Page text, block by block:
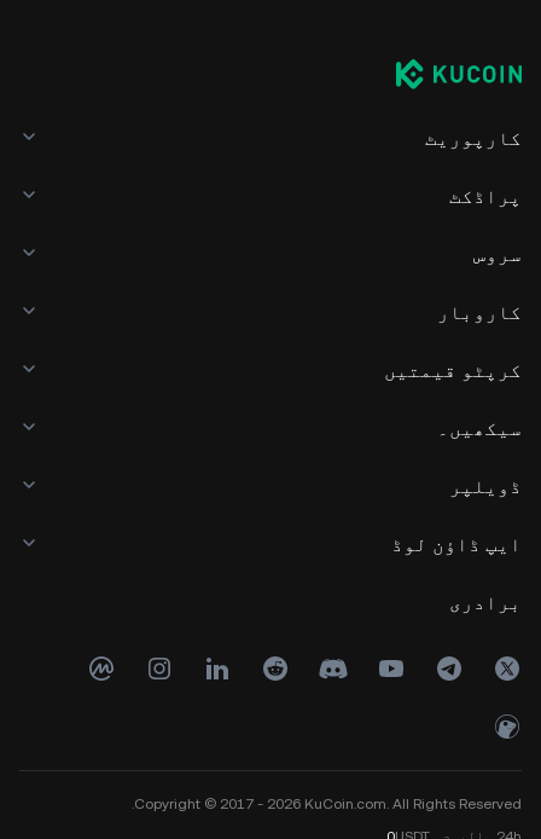
کارپوریٹ
پراڈکٹ
سروس
کاروبار
کرپٹو قیمتیں
سیکھیں۔
ڈویلپر
ایپ ڈاؤن لوڈ
برادری
Copyright © 2017 - 2026 KuCoin.com. All Rights Reserved.